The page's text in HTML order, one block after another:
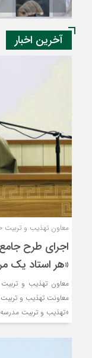
آخرین اخبار
معاون تهذیب و تربیت
اجرای طرح
«هر استاد یک
معاون تهذیب و تربیت
معاونت تهذیب و
«تهذیب و تربیت